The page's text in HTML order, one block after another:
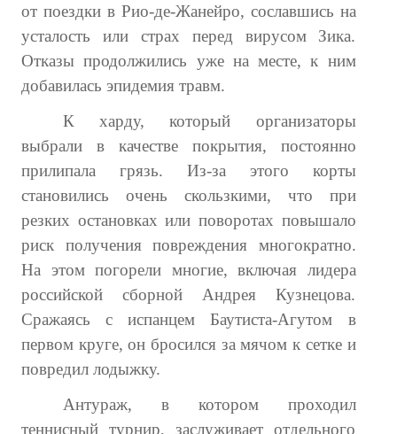
от поездки в Рио-де-Жанейро, сославшись на
усталость или страх перед вирусом Зика.
Отказы продолжились уже на месте, к ним
добавилась эпидемия травм.
К харду, который организаторы
выбрали в качестве покрытия, постоянно
прилипала грязь. Из-за этого корты
становились очень скользкими, что при
резких остановках или поворотах повышало
риск получения повреждения многократно.
На этом погорели многие, включая лидера
российской сборной Андрея Кузнецова.
Сражаясь с испанцем Баутиста-Агутом в
первом круге, он бросился за мячом к сетке и
повредил лодыжку.
Антураж, в котором проходил
теннисный турнир, заслуживает отдельного